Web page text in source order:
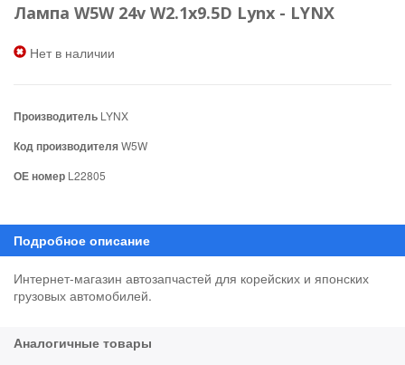
Лампа W5W 24v W2.1x9.5D Lynx - LYNX
Нет в наличии
Производитель LYNX
Код производителяW5W
ОЕ номер L22805
Интернет-магазин автозапчастей для корейских и японских
грузовых автомобилей.